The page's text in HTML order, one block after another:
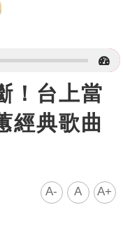
！台上當
經典歌曲
A- A A+